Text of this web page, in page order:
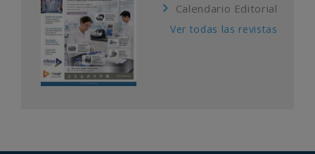
Calendario Editorial
Ver todas las revistas